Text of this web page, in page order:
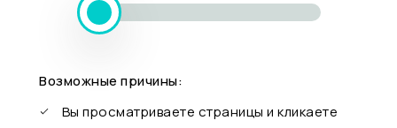
Возможные причины:
Вы просматриваете страницы и кликаете